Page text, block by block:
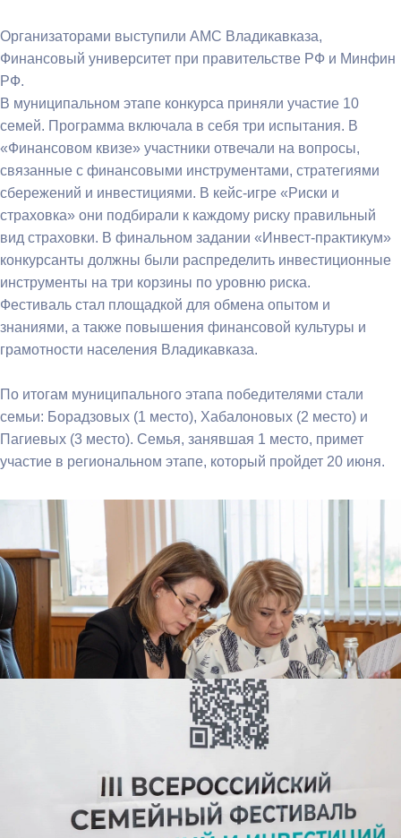
Организаторами выступили АМС Владикавказа,
Финансовый университет при правительстве РФ и Минфин
РФ.
В муниципальном этапе конкурса приняли участие 10
семей. Программа включала в себя три испытания. В
«Финансовом квизе» участники отвечали на вопросы,
связанные с финансовыми инструментами, стратегиями
сбережений и инвестициями. В кейс-игре «Риски и
страховка» они подбирали к каждому риску правильный
вид страховки. В финальном задании «Инвест-практикум»
конкурсанты должны были распределить инвестиционные
инструменты на три корзины по уровню риска.
Фестиваль стал площадкой для обмена опытом и
знаниями, а также повышения финансовой культуры и
грамотности населения Владикавказа.
По итогам муниципального этапа победителями стали
семьи: Борадзовых (1 место), Хабалоновых (2 место) и
Пагиевых (3 место). Семья, занявшая 1 место, примет
участие в региональном этапе, который пройдет 20 июня.